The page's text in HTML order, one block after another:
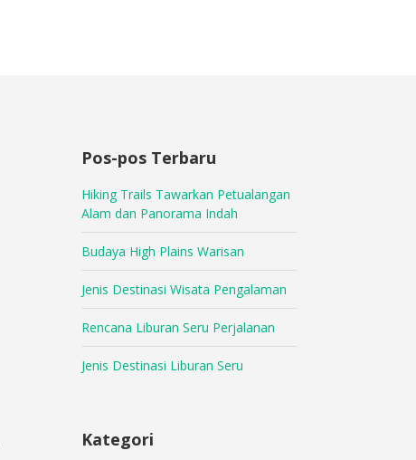
Pos-pos Terbaru
Hiking Trails Tawarkan Petualangan
Alam dan Panorama Indah
Budaya High Plains Warisan
Jenis Destinasi Wisata Pengalaman
Rencana Liburan Seru Perjalanan
Jenis Destinasi Liburan Seru
Kategori